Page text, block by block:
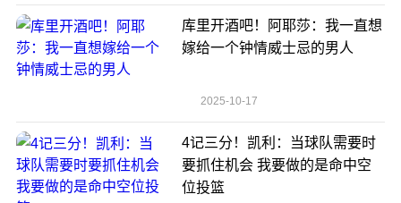
库里开酒吧！阿耶莎：我一直想
嫁给一个钟情威士忌的男人
2025-10-17
4记三分！凯利：当球队需要时
要抓住机会 我要做的是命中空
位投篮